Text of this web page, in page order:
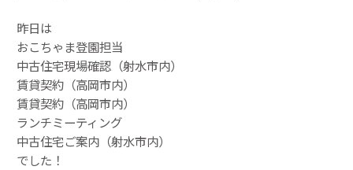
昨日は
おこちゃま登園担当
中古住宅現場確認（射水市内）
賃貸契約（高岡市内）
賃貸契約（高岡市内）
ランチミーティング
中古住宅ご案内（射水市内）
でした！